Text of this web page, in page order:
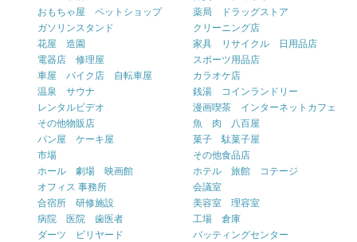
おもちゃ屋 ペットショップ
薬局 ドラッグストア
ガソリンスタンド
クリーニング店
花屋 造園
家具 リサイクル 日用品店
電器店 修理屋
スポーツ用品店
車屋 バイク店 自転車屋
カラオケ店
温泉 サウナ
銭湯 コインランドリー
レンタルビデオ
漫画喫茶 インターネットカフェ
その他物販店
魚 肉 八百屋
パン屋 ケーキ屋
菓子 駄菓子屋
市場
その他食品店
ホール 劇場 映画館
ホテル 旅館 コテージ
オフィス 事務所
会議室
合宿所 研修施設
美容室 理容室
病院 医院 歯医者
工場 倉庫
ダーツ ビリヤード
バッティングセンター